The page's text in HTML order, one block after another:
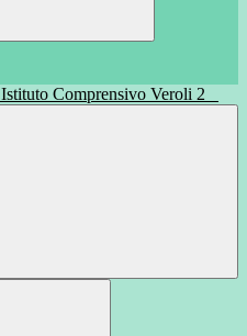
Istituto Comprensivo Veroli 2